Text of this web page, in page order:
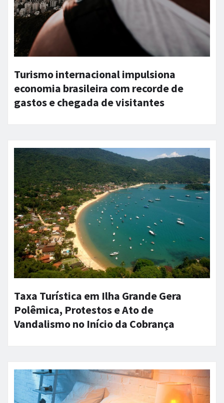
Turismo internacional impulsiona
economia brasileira com recorde de
gastos e chegada de visitantes
Taxa Turística em Ilha Grande Gera
Polêmica, Protestos e Ato de
Vandalismo no Início da Cobrança